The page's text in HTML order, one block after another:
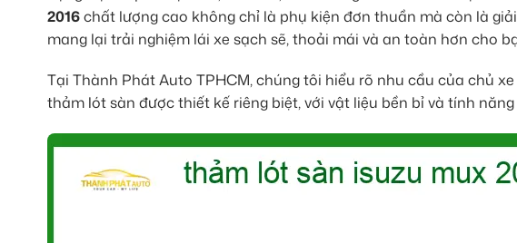
2016chất lượng cao không chỉ là phụ kiện đơn thuần mà còn là
mang lại trải nghiệm lái xe sạch sẽ, thoải mái và an toàn hơn cho
Tại Thành Phát Auto TPHCM, chúng tôi hiểu rõ nhu cầu của chủ
thảm lót sàn được thiết kế riêng biệt, với vật liệu bền bỉ và tính